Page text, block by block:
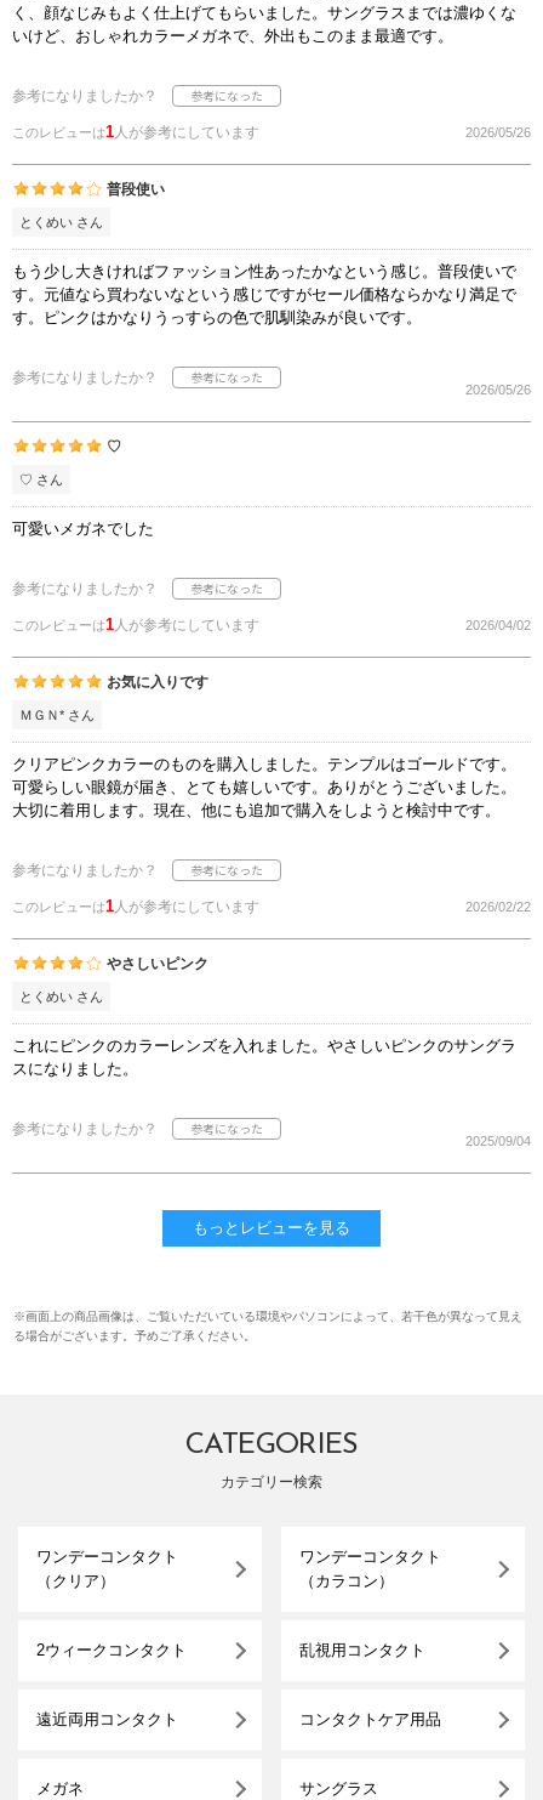
く、顔なじみもよく仕上げてもらいました。サングラスまでは濃ゆくな
いけど、おしゃれカラーメガネで、外出もこのまま最適です。
参考になりましたか？
このレビューは1 人が参考にしています 2026/05/26
普段使い
とくめい さん
もう少し大きければファッション性あったかなという感じ。普段使いで
す。元値なら買わないなという感じですがセール価格ならかなり満足で
す。ピンクはかなりうっすらの色で肌馴染みが良いです。
参考になりましたか？
2026/05/26
♡
♡ さん
可愛いメガネでした
参考になりましたか？
このレビューは1 人が参考にしています 2026/04/02
お気に入りです
ＭＧＮ* さん
クリアピンクカラーのものを購入しました。テンプルはゴールドです。
可愛らしい眼鏡が届き、とても嬉しいです。ありがとうございました。
大切に着用します。現在、他にも追加で購入をしようと検討中です。
参考になりましたか？
このレビューは1 人が参考にしています 2026/02/22
やさしいピンク
とくめい さん
これにピンクのカラーレンズを入れました。やさしいピンクのサングラ
スになりました。
参考になりましたか？
2025/09/04
もっとレビューを見る
※画面上の商品画像は、ご覧いただいている環境やパソコンによって、若干色が異なって見え
る場合がございます。予めご了承ください。
CATEGORIES
カテゴリー検索
ワンデーコンタクト
（クリア）
ワンデーコンタクト
（カラコン）
2ウィークコンタクト 乱視用コンタクト
遠近両用コンタクト コンタクトケア用品
メガネ サングラス